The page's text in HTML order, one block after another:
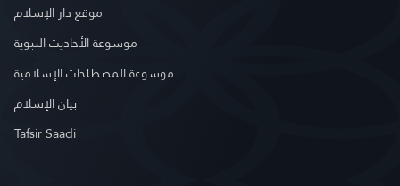
موقع دار الإسلام
موسوعة الأحاديث النبوية
موسوعة المصطلحات الإسلامية
بيان الإسلام
Tafsir Saadi